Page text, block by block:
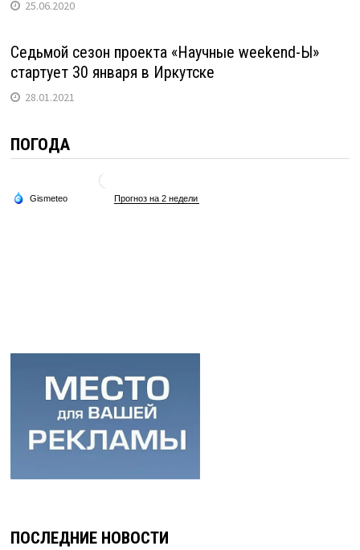
25.06.2020
Седьмой сезон проекта «Научные weekend-Ы»
стартует 30 января в Иркутске
28.01.2021
ПОГОДА
ПОСЛЕДНИЕ НОВОСТИ